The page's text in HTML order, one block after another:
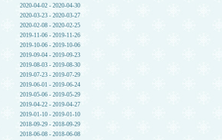
2020-04-02 - 2020-04-30
2020-03-23 - 2020-03-27
2020-02-08 - 2020-02-25
2019-11-06 - 2019-11-26
2019-10-06 - 2019-10-06
2019-09-04 - 2019-09-23
2019-08-03 - 2019-08-30
2019-07-23 - 2019-07-29
2019-06-01 - 2019-06-24
2019-05-06 - 2019-05-29
2019-04-22 - 2019-04-27
2019-01-10 - 2019-01-10
2018-09-29 - 2018-09-29
2018-06-08 - 2018-06-08